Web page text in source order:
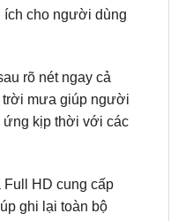
rõ nét ngay cả
kịp thời với các
HD cung cấp
an toàn khi lùi và